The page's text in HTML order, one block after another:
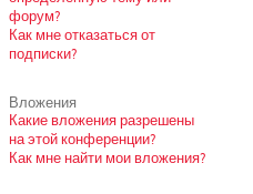
форум?
Как мне отказаться от
подписки?
Вложения
Какие вложения разрешены
на этой конференции?
Как мне найти мои вложения?